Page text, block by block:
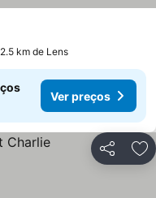
km de Lens
Ver preços
Partilhar